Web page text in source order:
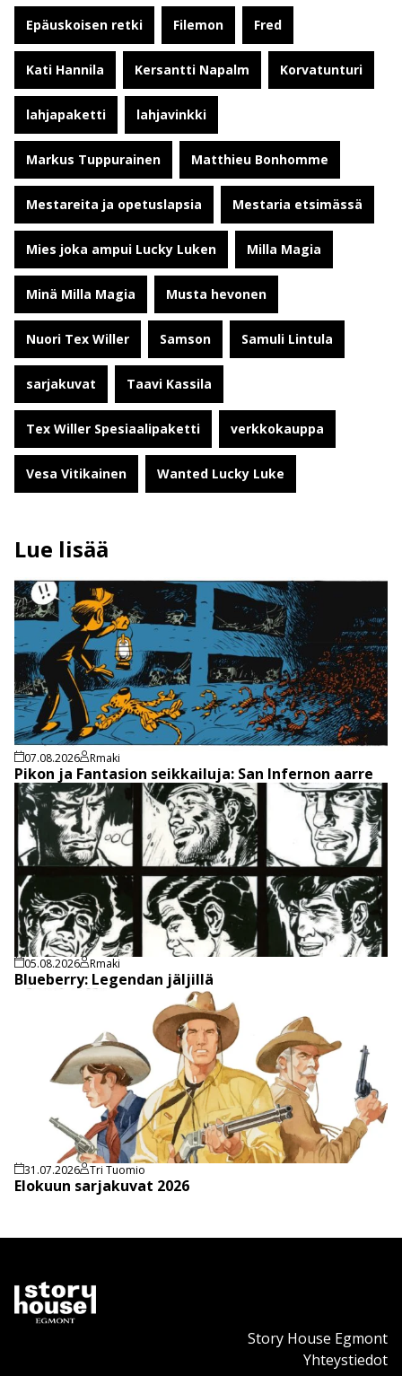
Epäuskoisen retki Filemon Fred
Kati Hannila Kersantti Napalm Korvatunturi
lahjapaketti lahjavinkki
Markus Tuppurainen Matthieu Bonhomme
Mestareita ja opetuslapsia Mestaria etsimässä
Mies joka ampui Lucky Luken Milla Magia
Minä Milla Magia Musta hevonen
Nuori Tex Willer Samson Samuli Lintula
sarjakuvat Taavi Kassila
Tex Willer Spesiaalipaketti verkkokauppa
Vesa Vitikainen Wanted Lucky Luke
Lue lisää
07.08.2026 Rmaki
Pikon ja Fantasion seikkailuja: San Infernon aarre
05.08.2026 Rmaki
Blueberry: Legendan jäljillä
31.07.2026 Tri Tuomio
Elokuun sarjakuvat 2026
Story House Egmont
Yhteystiedot